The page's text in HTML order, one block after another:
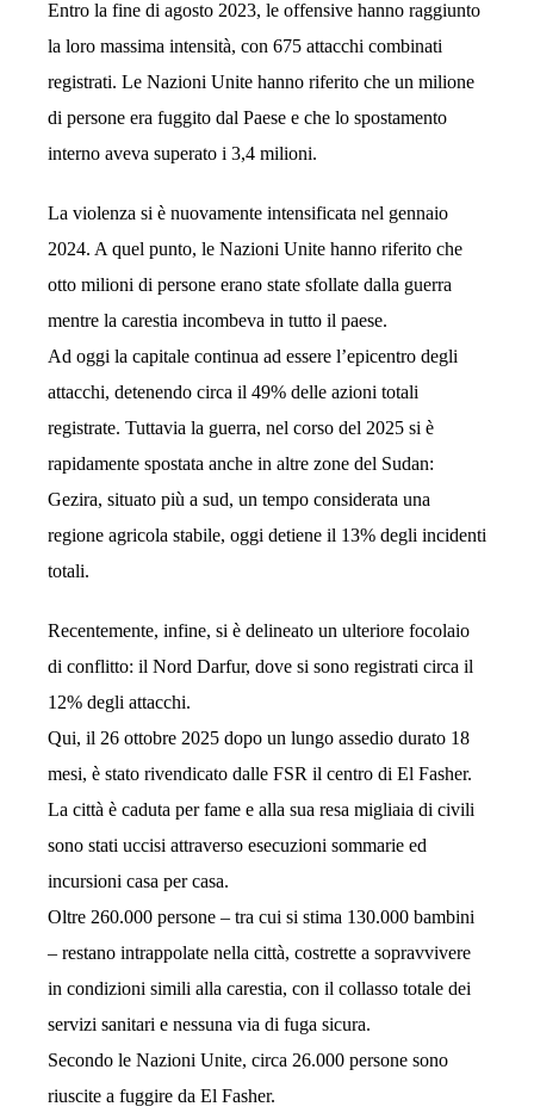
Entro la fine di agosto 2023, le offensive hanno raggiunto
la loro massima intensità, con 675 attacchi combinati
registrati. Le Nazioni Unite hanno riferito che un milione
di persone era fuggito dal Paese e che lo spostamento
interno aveva superato i 3,4 milioni.
La violenza si è nuovamente intensificata nel gennaio
2024. A quel punto, le Nazioni Unite hanno riferito che
otto milioni di persone erano state sfollate dalla guerra
mentre la carestia incombeva in tutto il paese.
Ad oggi la capitale continua ad essere l’epicentro degli
attacchi, detenendo circa il 49% delle azioni totali
registrate. Tuttavia la guerra, nel corso del 2025 si è
rapidamente spostata anche in altre zone del Sudan:
Gezira, situato più a sud, un tempo considerata una
regione agricola stabile, oggi detiene il 13% degli incidenti
totali.
Recentemente, infine, si è delineato un ulteriore focolaio
di conflitto: il Nord Darfur, dove si sono registrati circa il
12% degli attacchi.
Qui, il 26 ottobre 2025 dopo un lungo assedio durato 18
mesi, è stato rivendicato dalle FSR il centro di El Fasher.
La città è caduta per fame e alla sua resa migliaia di civili
sono stati uccisi attraverso esecuzioni sommarie ed
incursioni casa per casa.
Oltre 260.000 persone – tra cui si stima 130.000 bambini
– restano intrappolate nella città, costrette a sopravvivere
in condizioni simili alla carestia, con il collasso totale dei
servizi sanitari e nessuna via di fuga sicura.
Secondo le Nazioni Unite, circa 26.000 persone sono
riuscite a fuggire da El Fasher.